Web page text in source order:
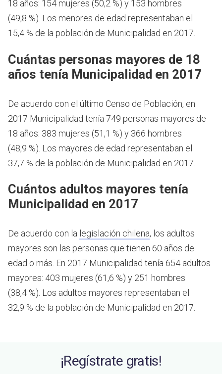
18 años: 154 mujeres (50,2 %) y 153 hombres
(49,8 %). Los menores de edad representaban el
15,4 % de la población de Municipalidad en 2017.
Cuántas personas mayores de 18
años tenía Municipalidad en 2017
De acuerdo con el último Censo de Población, en
2017 Municipalidad tenía 749 personas mayores de
18 años: 383 mujeres (51,1 %) y 366 hombres
(48,9 %). Los mayores de edad representaban el
37,7 % de la población de Municipalidad en 2017.
Cuántos adultos mayores tenía
Municipalidad en 2017
De acuerdo con la legislación chilena, los adultos
mayores son las personas que tienen 60 años de
edad o más. En 2017 Municipalidad tenía 654 adultos
mayores: 403 mujeres (61,6 %) y 251 hombres
(38,4 %). Los adultos mayores representaban el
32,9 % de la población de Municipalidad en 2017.
¡Regístrate gratis!